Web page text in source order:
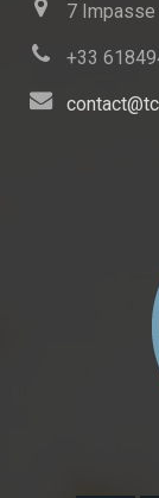
7 Impasse
+33